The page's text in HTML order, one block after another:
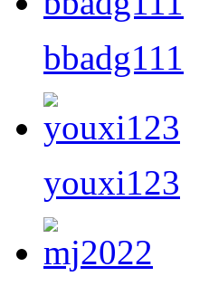
bbadg111
youxi123